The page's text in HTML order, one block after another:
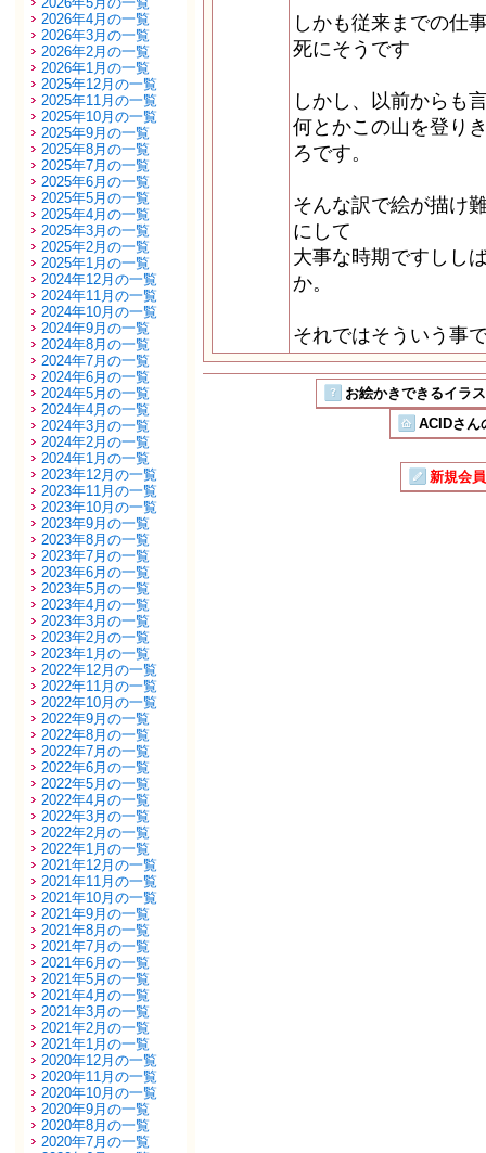
2026年4月の一覧
2026年3月の一覧
2026年2月の一覧
2026年1月の一覧
2025年12月の一覧
2025年11月の一覧
2025年10月の一覧
2025年9月の一覧
2025年8月の一覧
2025年7月の一覧
2025年6月の一覧
2025年5月の一覧
2025年4月の一覧
2025年3月の一覧
2025年2月の一覧
2025年1月の一覧
2024年12月の一覧
2024年11月の一覧
2024年10月の一覧
2024年9月の一覧
2024年8月の一覧
2024年7月の一覧
2024年6月の一覧
2024年5月の一覧
2024年4月の一覧
2024年3月の一覧
2024年2月の一覧
2024年1月の一覧
2023年12月の一覧
2023年11月の一覧
2023年10月の一覧
2023年9月の一覧
2023年8月の一覧
2023年7月の一覧
2023年6月の一覧
2023年5月の一覧
2023年4月の一覧
2023年3月の一覧
2023年2月の一覧
2023年1月の一覧
2022年12月の一覧
2022年11月の一覧
2022年10月の一覧
2022年9月の一覧
2022年8月の一覧
2022年7月の一覧
2022年6月の一覧
2022年5月の一覧
2022年4月の一覧
2022年3月の一覧
2022年2月の一覧
2022年1月の一覧
2021年12月の一覧
2021年11月の一覧
2021年10月の一覧
2021年9月の一覧
2021年8月の一覧
2021年7月の一覧
2021年6月の一覧
2021年5月の一覧
2021年4月の一覧
2021年3月の一覧
2021年2月の一覧
2021年1月の一覧
2020年12月の一覧
2020年11月の一覧
2020年10月の一覧
2020年9月の一覧
2020年8月の一覧
2020年7月の一覧
しかも従来までの仕
死にそうです
しかし、以前からも
何とかこの山を登り
ろです。
そんな訳で絵が描け
にして
大事な時期ですしし
か。
それではそういう事
お絵かきできるイラ
ACIDさん
新規会